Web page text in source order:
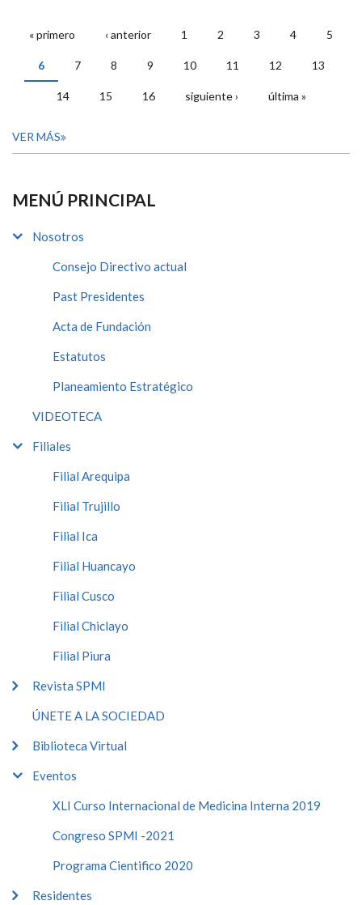
PÁGINAS
« primero ‹ anterior 1 2 3 4 5
6 7 8 9 10 11 12 13
14 15 16 siguiente › última »
VER MÁS
MENÚ PRINCIPAL
Nosotros
Consejo Directivo actual
Past Presidentes
Acta de Fundación
Estatutos
Planeamiento Estratégico
VIDEOTECA
Filiales
Filial Arequipa
Filial Trujillo
Filial Ica
Filial Huancayo
Filial Cusco
Filial Chiclayo
Filial Piura
Revista SPMI
ÚNETE A LA SOCIEDAD
Biblioteca Virtual
Eventos
XLI Curso Internacional de Medicina Interna 2019
Congreso SPMI -2021
Programa Cientifico 2020
Residentes